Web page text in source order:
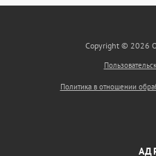
Copyright © 2026
Политика в отношении